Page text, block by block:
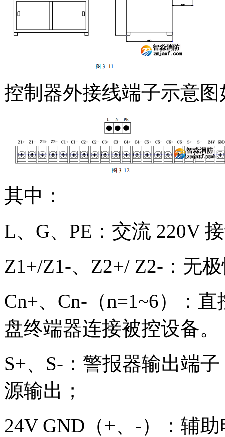
控制器外接线端子示意图
其中：
L、G、PE：交流 220V
Z1+/Z1-、Z2+/ Z2-：无
Cn+、Cn-（n=1~6）：
盘终端器连接被控设备。
S+、S-：警报器输出端
源输出；
24V GND（+、-）：辅